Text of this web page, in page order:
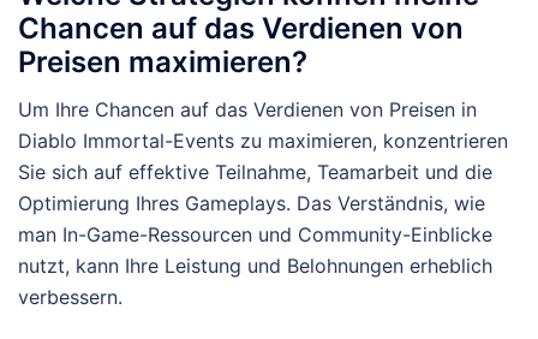
Chancen auf das Verdienen von
Preisen maximieren?
Um Ihre Chancen auf das Verdienen von Preisen in
Diablo Immortal-Events zu maximieren, konzentrieren
Sie sich auf effektive Teilnahme, Teamarbeit und die
Optimierung Ihres Gameplays. Das Verständnis, wie
man In-Game-Ressourcen und Community-Einblicke
nutzt, kann Ihre Leistung und Belohnungen erheblich
verbessern.